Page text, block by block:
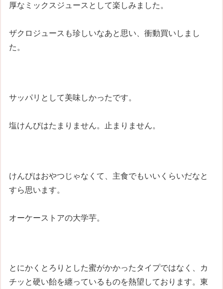
厚なミックスジュースとして楽しみました。
ザクロジュースも珍しいなあと思い、衝動買いしまし
た。
サッパリとして美味しかったです。
塩けんぴはたまりません。止まりません。
けんぴはおやつじゃなくて、主食でもいいくらいだなと
すら思います。
オーケーストアの大学芋。
とにかくとろりとした蜜がかかったタイプではなく、カ
チッと硬い飴を纏っているものを熱望しております。東